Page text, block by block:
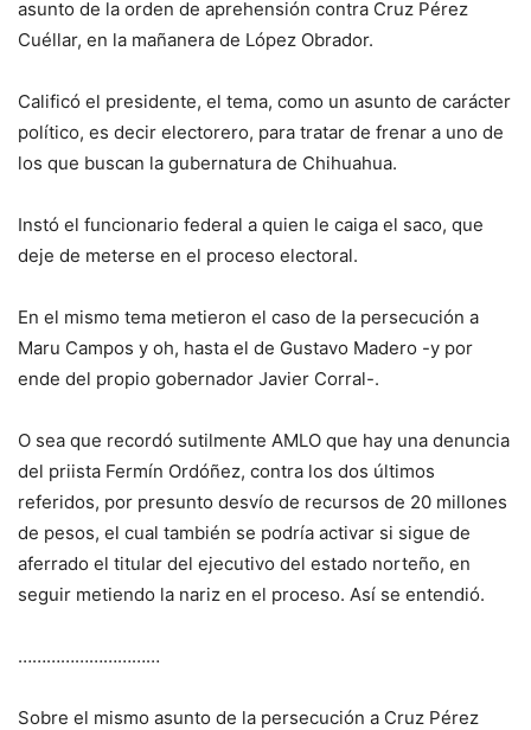
asunto de la orden de aprehensión contra Cruz Pérez
Cuéllar, en la mañanera de López Obrador.
Calificó el presidente, el tema, como un asunto de carácter
político, es decir electorero, para tratar de frenar a uno de
los que buscan la gubernatura de Chihuahua.
Instó el funcionario federal a quien le caiga el saco, que
deje de meterse en el proceso electoral.
En el mismo tema metieron el caso de la persecución a
Maru Campos y oh, hasta el de Gustavo Madero -y por
ende del propio gobernador Javier Corral-.
O sea que recordó sutilmente AMLO que hay una denuncia
del priista Fermín Ordóñez, contra los dos últimos
referidos, por presunto desvío de recursos de 20 millones
de pesos, el cual también se podría activar si sigue de
aferrado el titular del ejecutivo del estado norteño, en
seguir metiendo la nariz en el proceso. Así se entendió.
…………………………
Sobre el mismo asunto de la persecución a Cruz Pérez